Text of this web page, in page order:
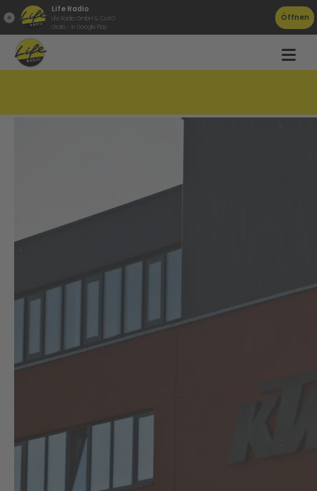
Life Radio
Life Radio GmbH & Co.KG
Gratis - in Google Play
Öffnen